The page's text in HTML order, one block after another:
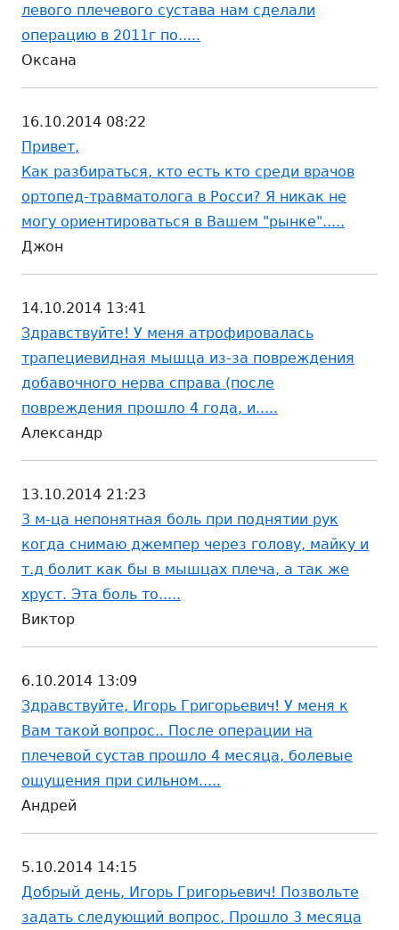
левого плечевого сустава нам сделали
операцию в 2011г по.....
Оксана
16.10.2014 08:22
Привет,
Как разбираться, кто есть кто среди врачов
ортопед-травматолога в Росси? Я никак не
могу ориентироваться в Вашем "рынке".....
Джон
14.10.2014 13:41
Здравствуйте! У меня атрофировалась
трапециевидная мышца из-за повреждения
добавочного нерва справа (после
повреждения прошло 4 года, и.....
Александр
13.10.2014 21:23
3 м-ца непонятная боль при поднятии рук
когда снимаю джемпер через голову, майку и
т.д болит как бы в мышцах плеча, а так же
хруст. Эта боль то.....
Виктор
6.10.2014 13:09
Здравствуйте, Игорь Григорьевич! У меня к
Вам такой вопрос.. После операции на
плечевой сустав прошло 4 месяца, болевые
ощущения при сильном.....
Андрей
5.10.2014 14:15
Добрый день, Игорь Григорьевич! Позвольте
задать следующий вопрос, Прошло 3 месяца